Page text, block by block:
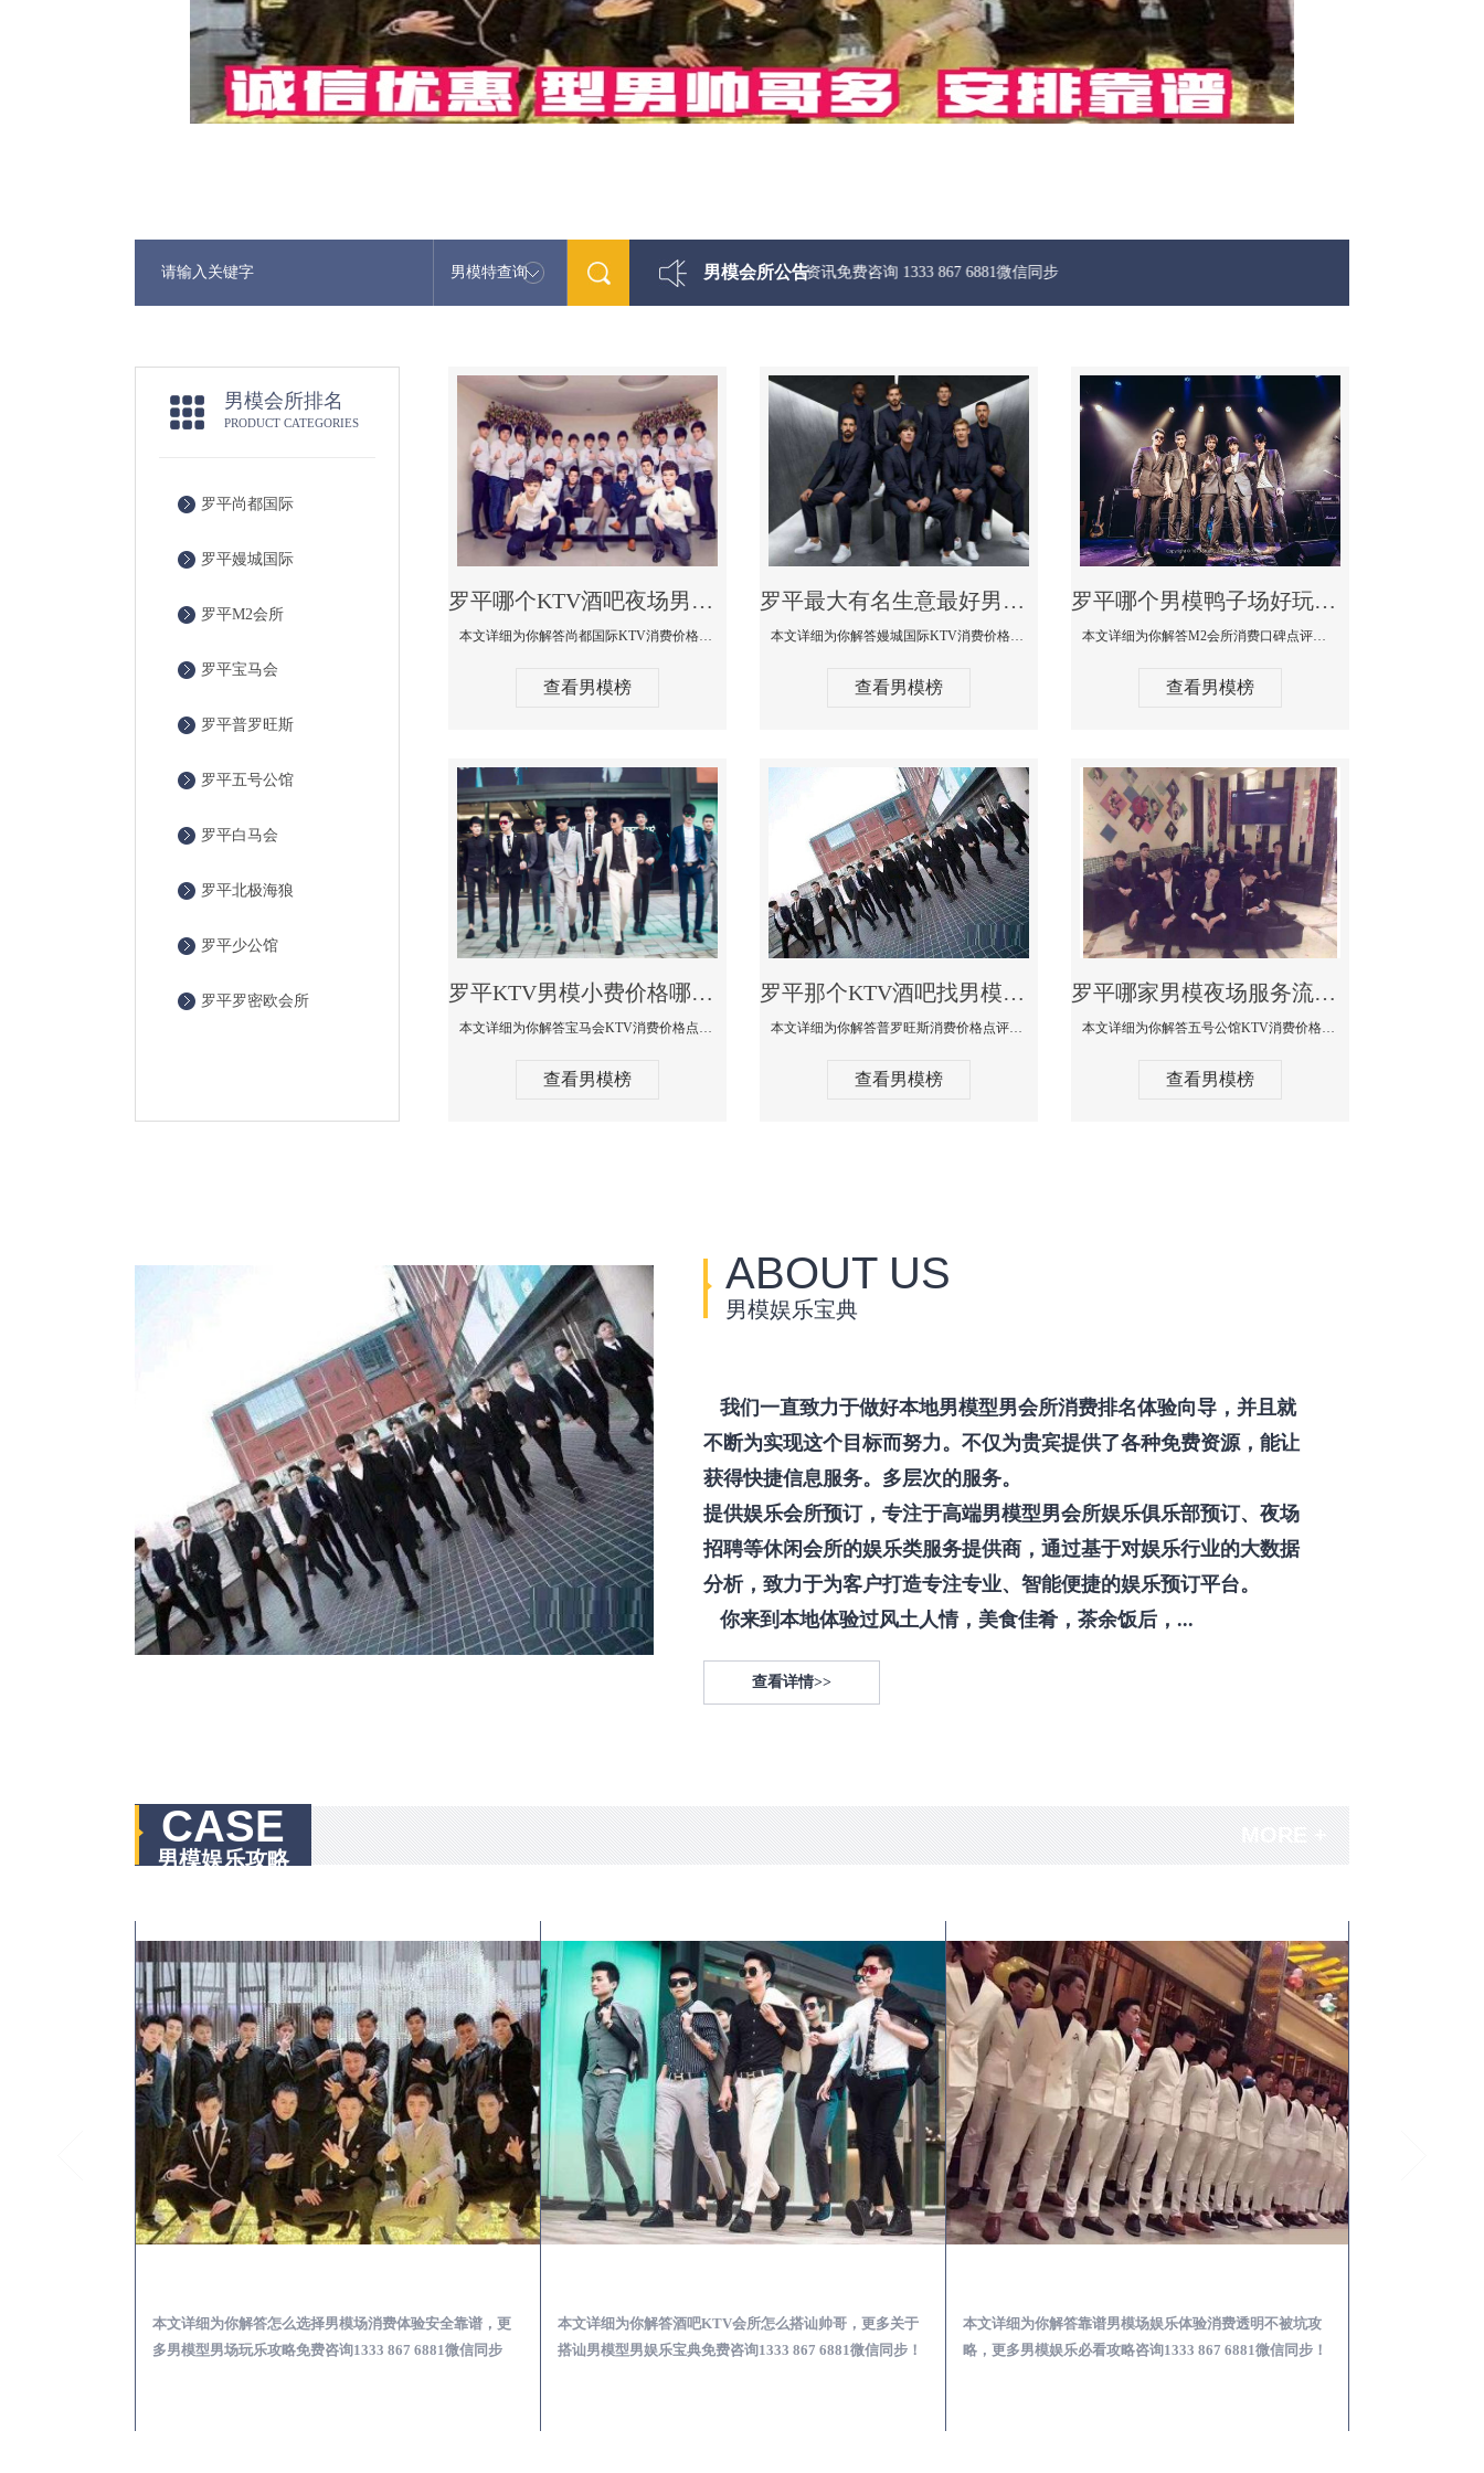
男模特查询 男模会所公告
最新男模娱乐资讯免费咨询 1333 867 6881微信同步
男模会所排名
PRODUCT CATEGORIES
罗平尚都国际
罗平嫚城国际
罗平M2会所
罗平宝马会
罗平普罗旺斯
罗平五号公馆
罗平白马会
罗平北极海狼
罗平少公馆
罗平罗密欧会所
罗平哪个KTV酒吧夜场男模公关型男最帅-尚都国际KTV消费价格点评
本文详细为你解答尚都国际KTV消费价格点评，更多关于哪个KTV酒吧夜场男模公关型男最帅免费咨询1333 867 6881微信同步
查看男模榜
罗平最大有名生意最好男模少爷场KTV体验-嫚城国际KTV消费价格点评
本文详细为你解答嫚城国际KTV消费价格口碑点评，更多关于最大有名生意最好男模少爷场KTV体验免费咨询1333 867 6881微信同步！
查看男模榜
罗平哪个男模鸭子场好玩陪酒服务好-M2会所KTV消费口碑点评
本文详细为你解答M2会所消费口碑点评，更多关于哪个男模鸭子场好玩陪酒服务好免费咨询1333 867 6881微信同步！
查看男模榜
罗平KTV男模小费价格哪家便宜-宝马会KTV消费口碑点评
本文详细为你解答宝马会KTV消费价格点评，更多关于KTV男模小费价格哪家便宜免费咨询1333 867 6881微信同步！
查看男模榜
罗平那个KTV酒吧找男模帅哥男妓多-普罗旺斯KTV真实口碑点评
本文详细为你解答普罗旺斯消费价格点评，更多关于那个KTV酒吧找男模帅哥最多免费咨询1333 867 6881微信同步！
查看男模榜
罗平哪家男模夜场服务流程全面-五号公馆KTV消费价格点评
本文详细为你解答五号公馆KTV消费价格，更多关于哪家男模夜场服务流程全面免费咨询1333 867 6881微信同步！
查看男模榜
ABOUT US
男模娱乐宝典
我们一直致力于做好本地男模型男会所消费排名体验向导，并且就
不断为实现这个目标而努力。不仅为贵宾提供了各种免费资源，能让
获得快捷信息服务。多层次的服务。
提供娱乐会所预订，专注于高端男模型男会所娱乐俱乐部预订、夜场
招聘等休闲会所的娱乐类服务提供商，通过基于对娱乐行业的大数据
分析，致力于为客户打造专注专业、智能便捷的娱乐预订平台。
你来到本地体验过风土人情，美食佳肴，茶余饭后，...
查看详情>>
CASE
男模娱乐攻略
本文详细为你解答怎么选择男模场消费体验安全靠谱，更
多男模型男场玩乐攻略免费咨询1333 867 6881微信同步
本文详细为你解答酒吧KTV会所怎么搭讪帅哥，更多关于
搭讪男模型男娱乐宝典免费咨询1333 867 6881微信同步！
本文详细为你解答靠谱男模场娱乐体验消费透明不被坑攻
略，更多男模娱乐必看攻略咨询1333 867 6881微信同步！